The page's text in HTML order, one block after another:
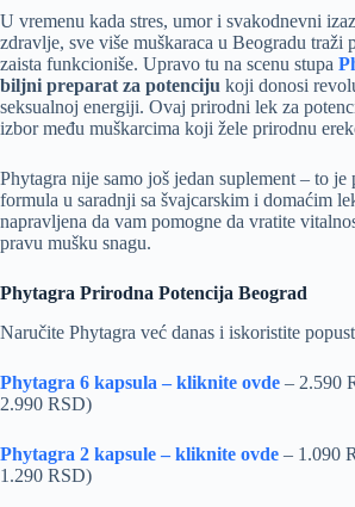
U vremenu kada stres, umor i svakodnevni
zdravlje, sve više muškaraca u Beogradu traži
zaista funkcioniše. Upravo tu na scenu stupa
biljni preparat za potenciju koji donosi
seksualnoj energiji. Ovaj prirodni lek za
izbor među muškarcima koji žele prirodnu
Phytagra nije samo još jedan suplement – to
formula u saradnji sa švajcarskim i domaćim
napravljena da vam pomogne da vratite
pravu mušku snagu.
Phytagra Prirodna Potencija Beograd
Naručite Phytagra već danas i iskoristite
Phytagra 6 kapsula – kliknite ovde – 2.590
2.990 RSD)
Phytagra 2 kapsule – kliknite ovde – 1.090
1.290 RSD)